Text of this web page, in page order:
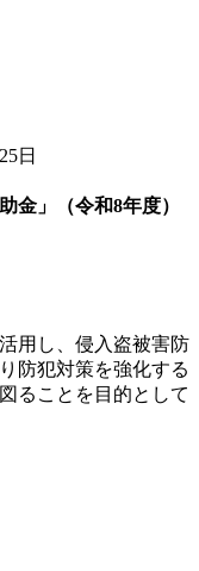
日
金」（令和8年度）
用し、侵入盗被害防
防犯対策を強化する
ることを目的として